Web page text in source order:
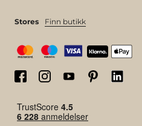
Stores Finn butikk